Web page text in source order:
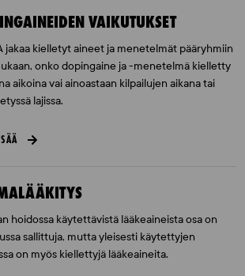
VAIKUTUKSET
jakaa kielletyt aineet ja menetelmät pääryhmiin
onko dopingaine ja -menetelmä kielletty
aikoina vai ainoastaan kilpailujen aikana tai
lajissa.
hoidossa käytettävistä lääkeaineista osa on
sallittuja, mutta yleisesti käytettyjen
on myös kiellettyjä lääkeaineita.